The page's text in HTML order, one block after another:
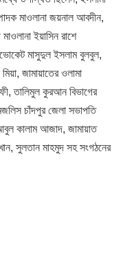
মাওলানা জয়নাল আবদীন,
ইয়াসিন রাশে
মাসুদুল ইসলাম বুলবুল,
জামায়াতের ওলামা
তালিমুল কুরআন বিভাগের
চাঁদপুর জেলা সভাপতি
কালাম আজাদ, জামায়াত
সুলতান মাহমুদ সহ সংগঠনের